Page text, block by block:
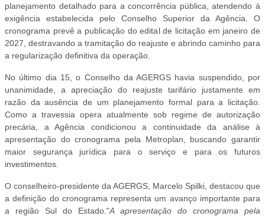
planejamento detalhado para a concorrência pública, atendendo à
exigência estabelecida pelo Conselho Superior da Agência. O
cronograma prevê a publicação do edital de licitação em janeiro de
2027, destravando a tramitação do reajuste e abrindo caminho para
a regularização definitiva da operação.
No último dia 15, o Conselho da AGERGS havia suspendido, por
unanimidade, a apreciação do reajuste tarifário justamente em
razão da ausência de um planejamento formal para a licitação.
Como a travessia opera atualmente sob regime de autorização
precária, a Agência condicionou a continuidade da análise à
apresentação do cronograma pela Metroplan, buscando garantir
maior segurança jurídica para o serviço e para os futuros
investimentos.
O conselheiro-presidente da AGERGS, Marcelo Spilki, destacou que
a definição do cronograma representa um avanço importante para
a região Sul do Estado."A apresentação do cronograma pela